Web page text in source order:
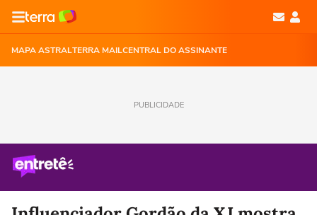
MAPA ASTRALTERRA MAILCENTRAL DO ASSINANTE
PUBLICIDADE